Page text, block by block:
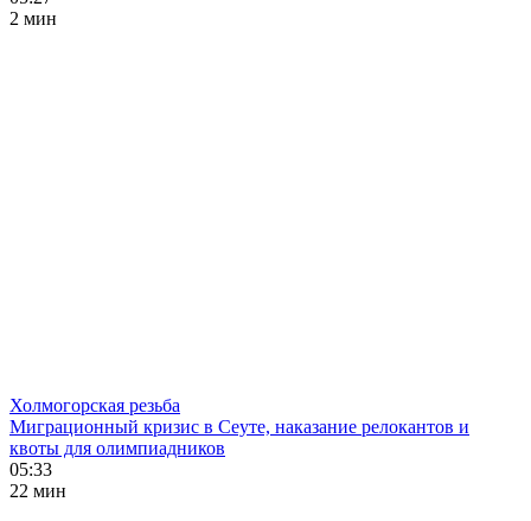
2 мин
Холмогорская резьба
Миграционный кризис в Сеуте, наказание релокантов и
квоты для олимпиадников
05:33
22 мин